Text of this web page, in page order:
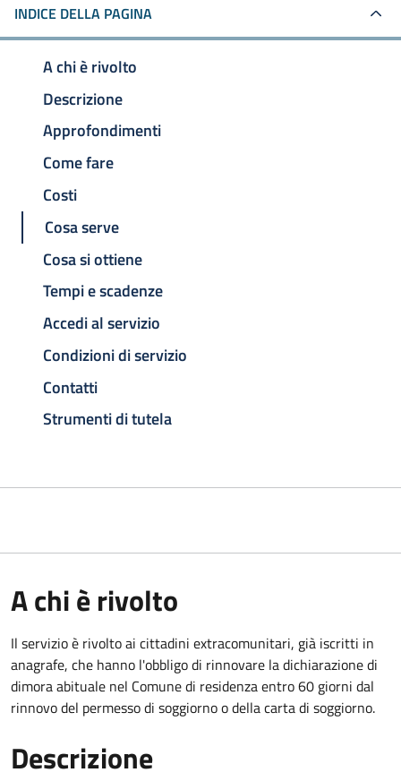
INDICE DELLA PAGINA
A chi è rivolto
Descrizione
Approfondimenti
Come fare
Costi
Cosa serve
Cosa si ottiene
Tempi e scadenze
Accedi al servizio
Condizioni di servizio
Contatti
Strumenti di tutela
A chi è rivolto
Il servizio è rivolto ai cittadini extracomunitari, già iscritti in
anagrafe, che hanno l'obbligo di rinnovare la dichiarazione di
dimora abituale nel Comune di residenza entro 60 giorni dal
rinnovo del permesso di soggiorno o della carta di soggiorno.
Descrizione